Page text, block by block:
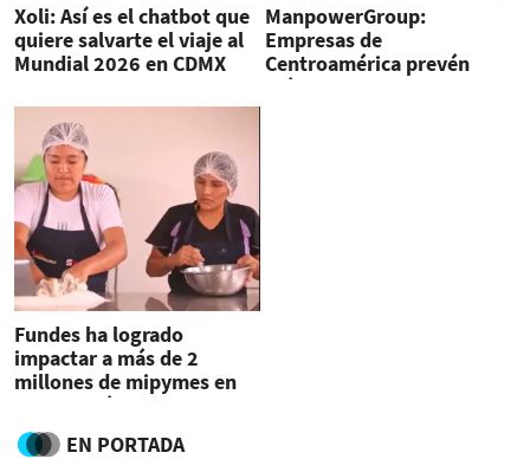
Xoli: Así es el chatbot que
quiere salvarte el viaje al
Mundial 2026 en CDMX
ManpowerGroup:
Empresas de
Centroamérica prevén
más contrataciones
Fundes ha logrado
impactar a más de 2
millones de mipymes en
Latinoamérica
EN PORTADA